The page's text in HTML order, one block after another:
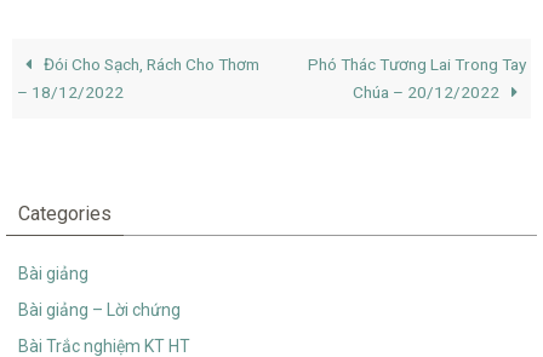
Đói Cho Sạch, Rách Cho Thơm
– 18/12/2022
Phó Thác Tương Lai Trong Tay
Chúa – 20/12/2022
Categories
Bài giảng
Bài giảng – Lời chứng
Bài Trắc nghiệm KT HT